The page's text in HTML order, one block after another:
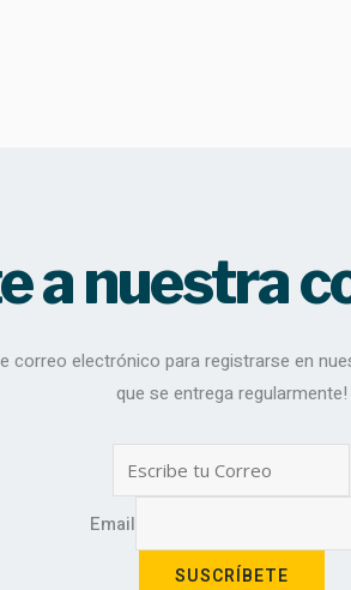
a nuestra
correo electrónico para registrarse en
que se entrega regularmente!
Email
SUSCRÍBETE